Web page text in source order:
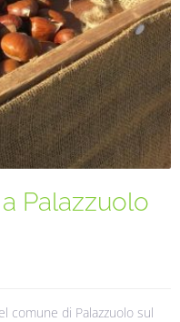
Palazzuolo
comune di Palazzuolo sul